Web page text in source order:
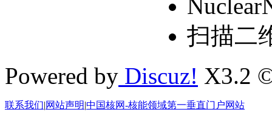
扫描二
Powered by Discuz! X3.2
联系我们|网站声明|中国核网-核能领域第一垂直门户网站